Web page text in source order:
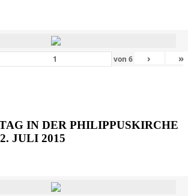
von 6 › »
IN DER PHILIPPUSKIRCHE
JULI 2015